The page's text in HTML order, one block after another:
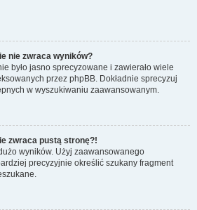
nie zwraca wyników?
było jasno sprecyzowane i zawierało wiele
przez phpBB. Dokładnie sprecyzuj
w wyszukiwaniu zaawansowanym.
zwraca pustą stronę?!
wyników. Użyj zaawansowanego
precyzyjnie określić szukany fragment